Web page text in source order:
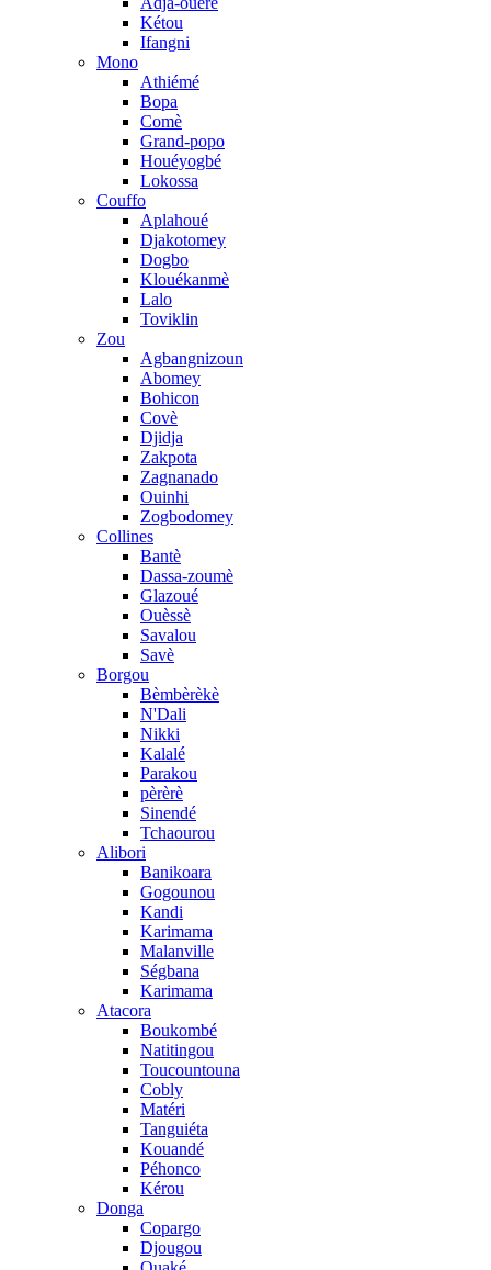
Kétou
Ifangni
Mono
Athiémé
Bopa
Comè
Grand-popo
Houéyogbé
Lokossa
Couffo
Aplahoué
Djakotomey
Dogbo
Klouékanmè
Lalo
Toviklin
Zou
Agbangnizoun
Abomey
Bohicon
Covè
Djidja
Zakpota
Zagnanado
Ouinhi
Zogbodomey
Collines
Bantè
Dassa-zoumè
Glazoué
Ouèssè
Savalou
Savè
Borgou
Bèmbèrèkè
N'Dali
Nikki
Kalalé
Parakou
pèrèrè
Sinendé
Tchaourou
Alibori
Banikoara
Gogounou
Kandi
Karimama
Malanville
Ségbana
Karimama
Atacora
Boukombé
Natitingou
Toucountouna
Cobly
Matéri
Tanguiéta
Kouandé
Péhonco
Kérou
Donga
Copargo
Djougou